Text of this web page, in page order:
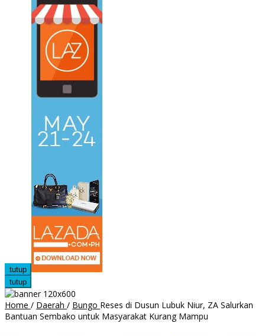
tutup
tutup
Home / Daerah / Bungo Reses di Dusun Lubuk Niur, ZA Salurkan
Bantuan Sembako untuk Masyarakat Kurang Mampu